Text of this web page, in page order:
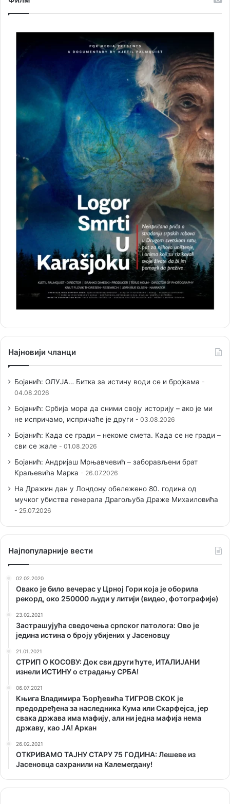
Најновији чланци
Бојанић: ОЛУЈА… Битка за истину води се и бројкама
04.08.2026
Бојанић: Србија мора да сними своју историју – ако је ми
не испричамо, испричаће је други
03.08.2026
Бојанић: Када се гради – некоме смета. Када се не гради –
сви се жале
01.08.2026
Бојанић: Андријаш Мрњавчевић – заборављени брат
Краљевића Марка
26.07.2026
На Дражин дан у Лондону обележено 80. година од
мучког убиства генерала Драгољуба Драже Михаиловића
25.07.2026
Наjпопуларније вести
02.02.2020
Овако је било вечерас у Црној Гори која је оборила
рекорд, око 250000 људи у литији (видео, фотографије)
23.02.2021
Застрашујућа сведочења српског патолога: Ово је
једина истина о броју убијених у Јасеновцу
21.01.2021
СТРИП О KОСОВУ: Док сви други ћуте, ИТАЛИЈАНИ
изнели ИСТИНУ о страдању СРБА!
06.07.2021
Књига Владимира Ђорђевића ТИГРОВ СКОК је
предодређена за наследника Кума или Скарфејса, јер
свака држава има мафију, али ни једна мафија нема
државу, као ЈА! Аркан
26.02.2021
ОТKРИВАМО ТАЈНУ СТАРУ 75 ГОДИНА: Лешеве из
Јасеновца сахранили на Kалемегдану!